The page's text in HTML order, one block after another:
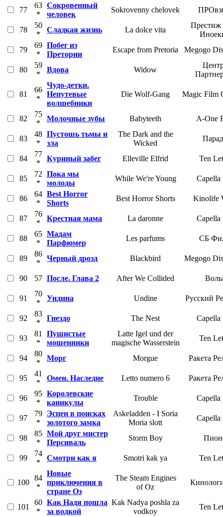
77
63
*
Сокровенный
человек
Sokrovenny chelovek
78
50
*
Сладкая жизнь La dolce vita
79
69
*
Побег из
Претории
Escape from Pretoria Megogo
80
59
*
Вдова Widow
81
66
*
Чудо-детки.
Непутевые
волшебники
Die Wolf-Gang Magic Film
82
75
*
Молочные зубы Babyteeth A-One
83
48
*
Пустошь тьмы и
зла
The Dark and the
Wicked
84
77
*
Куриный забег Elleville Elfrid Ten
85
72
*
Пока мы
молоды
While We're Young Capella
86
64
*
Best Horror
Shorts
Best Horror Shorts Kinolife
87
76
*
Крестная мама La daronne Capella
88
65
*
Мадам
Парфюмер
Les parfums СБ
89
86
*
Черный дрозд Blackbird Megogo
90 57 После. Глава 2 After We Collided
91
70
*
Ундина Undine Русский
92
83
*
Гнездо The Nest Capella
93
81
*
Пушистые
мошенники
Latte Igel und der
magische Wasserstein
Ten
94
80
*
Морг Morgue Ракета
95
41
*
Омен. Наследие Letto numero 6 Ракета
96
95
*
Королевские
каникулы
Trouble Capella
97
79
*
Эспен в поисках
золотого замка
Askeladden - I Soria
Moria slott
Capella
98
85
*
Мой друг мистер
Персиваль
Storm Boy
99
74
*
Смотри как я Smotri kak ya Ten
100
84
*
Новые
приключения в
стране Оз
The Steam Engines
of Oz
101
60
*
Как Надя пошла
за водкой
Kak Nadya poshla za
vodkoy
Ten